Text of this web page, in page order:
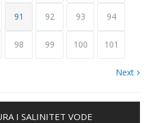
91 92 93 94
98 99 100 101
Next
I SALINITET VODE